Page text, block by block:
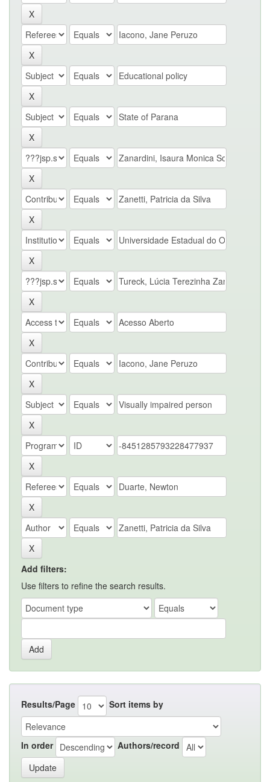
Add filters:
Use filters to refine the search results.
Results/Page Sort items by
In order Authors/record